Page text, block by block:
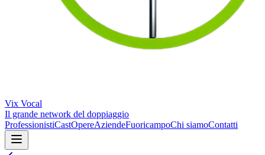
Vix Vocal
Il grande network del doppiaggio
ProfessionistiCastOpereAziendeFuoricampoChi siamoContatti